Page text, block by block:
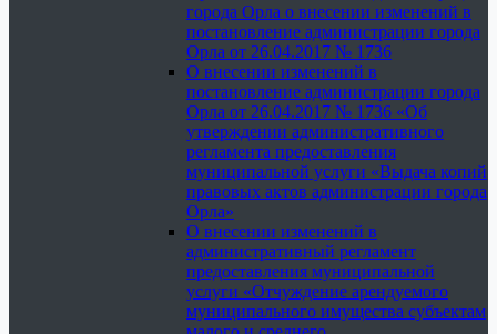
города Орла о внесении изменений в
постановление администрации города
Орла от 26.04.2017 № 1736
О внесении изменений в
постановление администрации города
Орла от 26.04.2017 № 1736 «Об
утверждении административного
регламента предоставления
муниципальной услуги «Выдача копий
правовых актов администрации города
Орла»
О внесении изменений в
административный регламент
предоставления муниципальной
услуги «Отчуждение арендуемого
муниципального имущества субъектам